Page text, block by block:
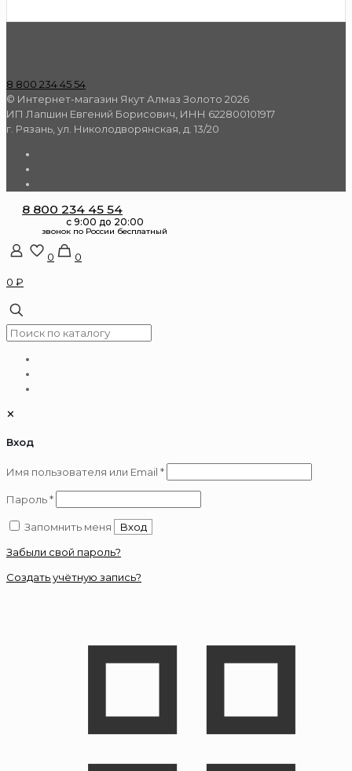
8 800 234 45 54
© Интернет-магазин Якут Алмаз Золото 2026
ИП Лапшин Евгений Борисович, ИНН 622800101917
г. Рязань, ул. Николодворянская, д. 13/20
8 800 234 45 54
0
0
0 ₽
✕
Вход
Имя пользователя или Email *Обязательно
Пароль*Обязательно
Запомнить меня
Вход
Забыли свой пароль?
Создать учётную запись?